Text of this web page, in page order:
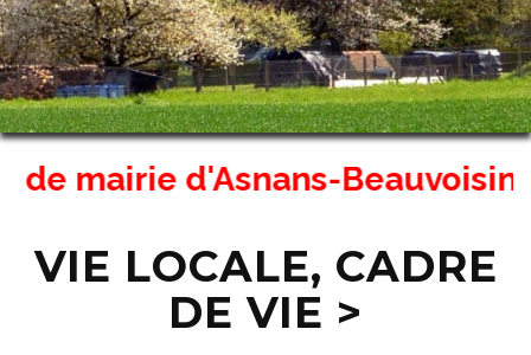
mairie d'Asnans-Beauvoisin
VIE LOCALE, CADRE
DE VIE >